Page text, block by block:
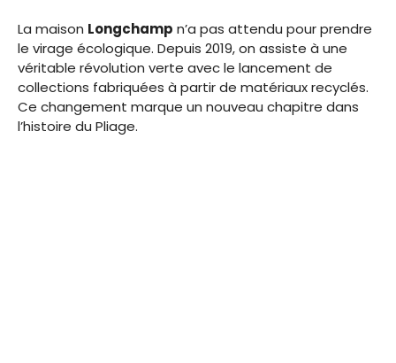
La maison Longchamp n’a pas attendu pour prendre
le virage écologique. Depuis 2019, on assiste à une
véritable révolution verte avec le lancement de
collections fabriquées à partir de matériaux recyclés.
Ce changement marque un nouveau chapitre dans
l’histoire du Pliage.